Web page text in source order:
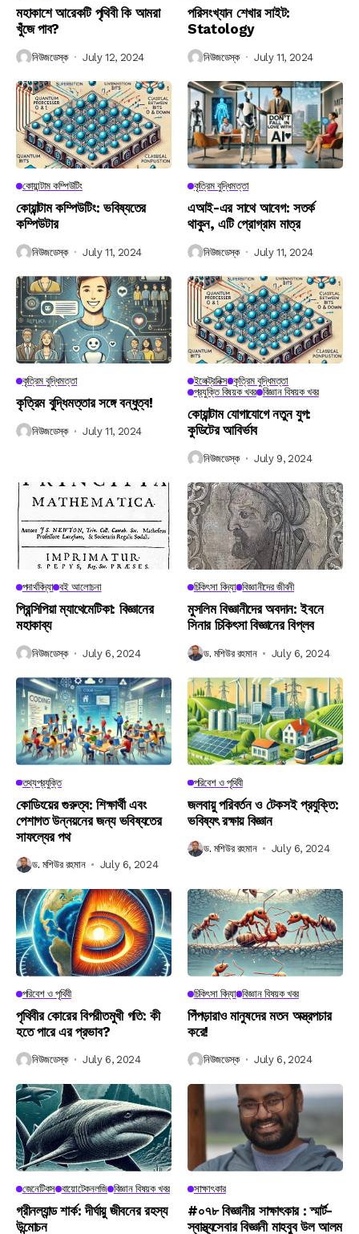
মহাকাশে আরেকটি পৃথিবী কি আমরা
খুঁজে পাব?
নিউজডেস্ক July 12, 2024
পরিসংখ্যান শেখার সাইট:
Statology
নিউজডেস্ক July 11, 2024
কোয়ান্টাম কম্পিউটিং
কোয়ান্টাম কম্পিউটিং: ভবিষ্যতের
কম্পিউটার
নিউজডেস্ক July 11, 2024
কৃত্রিম বুদ্ধিমত্তা
এআই-এর সাথে আবেগ: সতর্ক
থাকুন, এটি প্রোগ্রাম মাত্র
নিউজডেস্ক July 11, 2024
কৃত্রিম বুদ্ধিমত্তা
কৃত্রিম বুদ্ধিমত্তার সঙ্গে বন্ধুত্ব!
নিউজডেস্ক July 11, 2024
ইলেক্ট্রনিক্স কৃত্রিম বুদ্ধিমত্তা
প্রযুক্তি বিষয়ক খবর বিজ্ঞান বিষয়ক খবর
কোয়ান্টাম যোগাযোগে নতুন যুগ:
কুডিটের আবির্ভাব
নিউজডেস্ক July 9, 2024
পদার্থবিদ্যা বই আলোচনা
প্রিন্সিপিয়া ম্যাথেমেটিকা: বিজ্ঞানের
মহাকাব্য
নিউজডেস্ক July 6, 2024
চিকিৎসা বিদ্যা বিজ্ঞানীদের জীবনী
মুসলিম বিজ্ঞানীদের অবদান: ইবনে
সিনার চিকিৎসা বিজ্ঞানের বিপ্লব
ড. মশিউর রহমান July 6, 2024
তথ্যপ্রযুক্তি
কোডিংয়ের গুরুত্ব: শিক্ষার্থী এবং
পেশাগত উন্নয়নের জন্য ভবিষ্যতের
সাফল্যের পথ
ড. মশিউর রহমান July 6, 2024
পরিবেশ ও পৃথিবী
জলবায়ু পরিবর্তন ও টেকসই প্রযুক্তি:
ভবিষ্যৎ রক্ষায় বিজ্ঞান
ড. মশিউর রহমান July 6, 2024
পরিবেশ ও পৃথিবী
পৃথিবীর কোরের বিপরীতমুখী গতি: কী
হতে পারে এর প্রভাব?
নিউজডেস্ক July 6, 2024
চিকিৎসা বিদ্যা বিজ্ঞান বিষয়ক খবর
পিঁপড়ারাও মানুষদের মতন অস্ত্রপচার
করে!
নিউজডেস্ক July 6, 2024
জেনেটিকস বায়োটেকনলজি বিজ্ঞান বিষয়ক খবর
গ্রীনল্যান্ড শার্ক: দীর্ঘায়ু জীবনের রহস্য
উন্মোচন
সাক্ষাৎকার
#০৭৮ বিজ্ঞানীর সাক্ষাৎকার : স্মার্ট-
স্বাস্থ্যসেবার বিজ্ঞানী মাহবুব উল আলম